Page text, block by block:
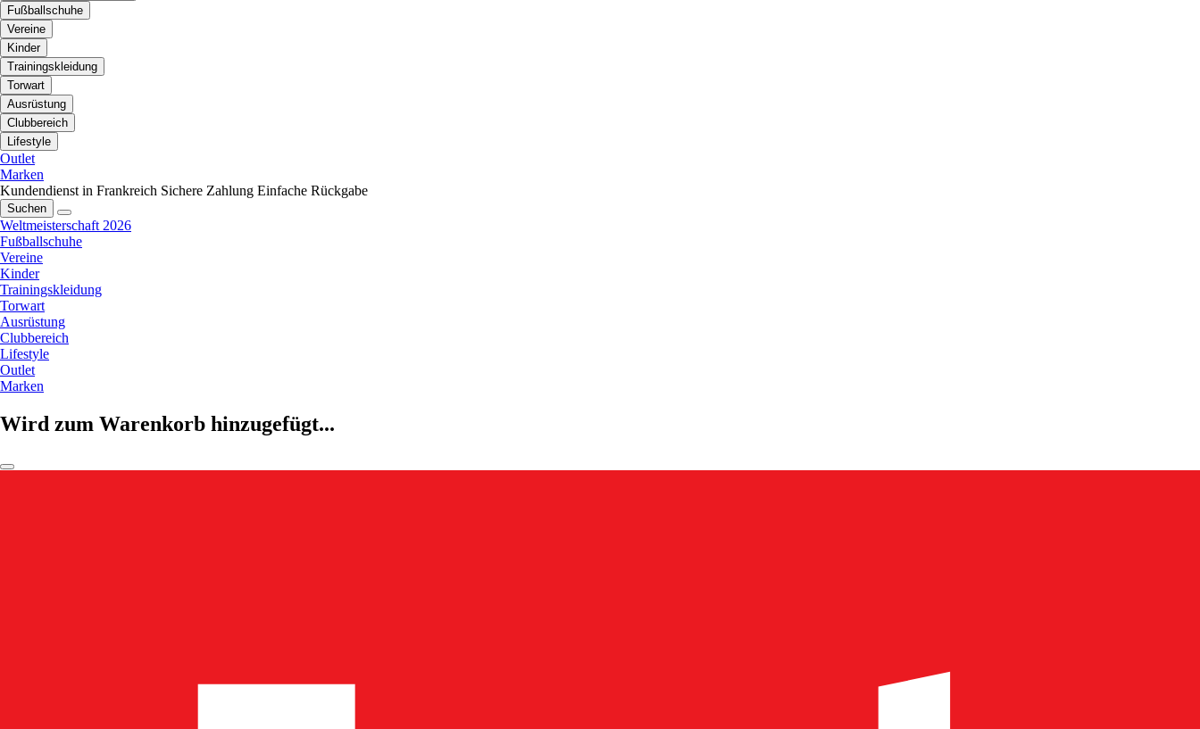
Fußballschuhe
Vereine
Kinder
Trainingskleidung
Torwart
Ausrüstung
Clubbereich
Lifestyle
Outlet
Marken
Kundendienst in Frankreich Sichere Zahlung Einfache Rückgabe
Suchen
Weltmeisterschaft 2026
Fußballschuhe
Vereine
Kinder
Trainingskleidung
Torwart
Ausrüstung
Clubbereich
Lifestyle
Outlet
Marken
Wird zum Warenkorb hinzugefügt...